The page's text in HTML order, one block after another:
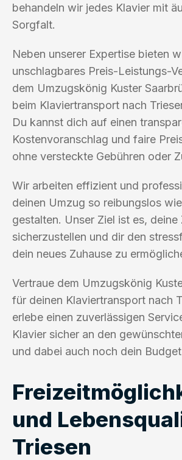
behandeln wir jedes Klavier mit
Sorgfalt.
Neben unserer Expertise bieten
unschlagbares Preis-Leistungs-
dem Umzugskönig Kuster
beim Klaviertransport nach
Du kannst dich auf einen
Kostenvoranschlag und faire
ohne versteckte Gebühren oder
Wir arbeiten effizient und
deinen Umzug so reibungslos
gestalten. Unser Ziel ist es,
sicherzustellen und dir den
dein neues Zuhause zu
Vertraue dem Umzugskönig
für deinen Klaviertransport nach
erlebe einen zuverlässigen
Klavier sicher an den
und dabei auch noch dein
und
Triesen